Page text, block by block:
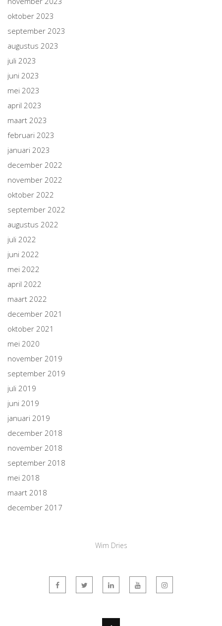
oktober 2023
september 2023
augustus 2023
juli 2023
juni 2023
mei 2023
april 2023
maart 2023
februari 2023
januari 2023
december 2022
november 2022
oktober 2022
september 2022
augustus 2022
juli 2022
juni 2022
mei 2022
april 2022
maart 2022
december 2021
oktober 2021
mei 2020
november 2019
september 2019
juli 2019
juni 2019
januari 2019
december 2018
november 2018
september 2018
mei 2018
maart 2018
december 2017
Wim Dries